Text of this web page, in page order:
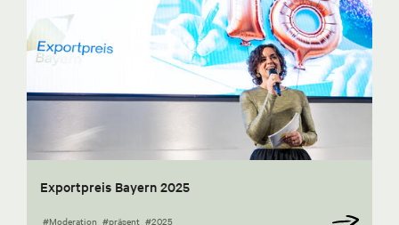
Exportpreis Bayern 2025
#Moderation #präsent #2025